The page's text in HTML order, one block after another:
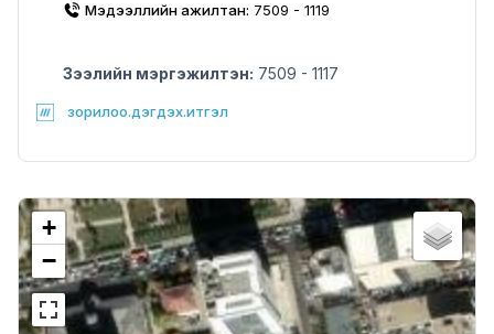
Мэдээллийн ажилтан: 7509 - 1119
Зээлийн мэргэжилтэн: 7509 - 1117
зорилоо.дэгдэх.итгэл
+
−